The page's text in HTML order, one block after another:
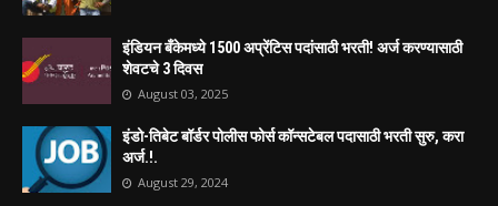
इंडियन बँकेमध्ये 1500 अप्रेंटिस पदांसाठी भरती! अर्ज करण्यासाठी
शेवटचे 3 दिवस
August 03, 2025
इंडो-तिबेट बॉर्डर पोलीस फोर्स कॉन्सटेबल पदासाठी भरती सुरु, करा
अर्ज.!.
August 29, 2024